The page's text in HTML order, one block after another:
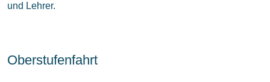
und Lehrer.
Oberstufenfahrt